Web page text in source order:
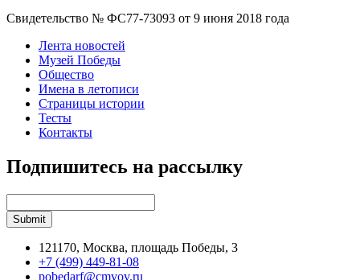
Свидетельство № ФС77-73093 от 9 июня 2018 года
Лента новостей
Музей Победы
Общество
Имена в летописи
Страницы истории
Тесты
Контакты
Подпишитесь на рассылку
121170, Москва, площадь Победы, 3
+7 (499) 449-81-08
pobedarf@cmvov.ru